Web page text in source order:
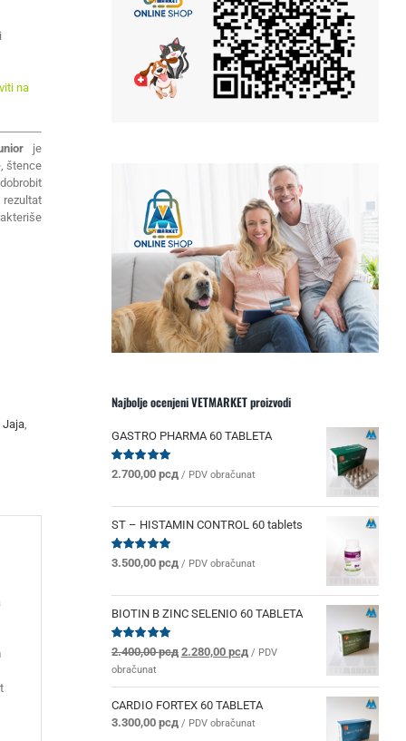
na
je
štence
Jaja
Najbolje ocenjeni VETMARKET proizvodi
GASTRO PHARMA 60 TABLETA
Ocenjeno
od 5
2.700,00 рсд / PDV obračunat
ST – HISTAMIN CONTROL 60 tablets
Ocenjeno
od 5
3.500,00 рсд / PDV obračunat
BIOTIN B ZINC SELENIO 60 TABLETA
Ocenjeno
sa
5.00 od 5
2.400,00рсд Originalna
je
bila:
2.400,00 рсд.
2.280,00 рсдTrenutna
je:
2.280,00 рсд.
/ PDV
obračunat
CARDIO FORTEX 60 TABLETA
3.300,00 рсд / PDV obračunat